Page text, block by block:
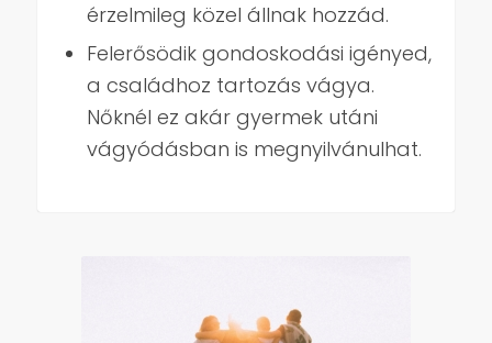
érzelmileg közel állnak hozzád.
Felerősödik gondoskodási igényed,
a családhoz tartozás vágya.
Nőknél ez akár gyermek utáni
vágyódásban is megnyilvánulhat.